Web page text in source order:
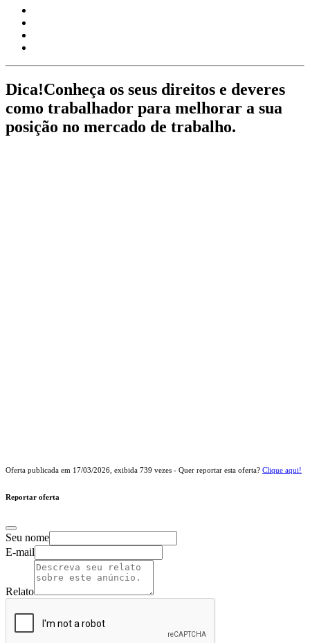
Dica!Conheça os seus direitos e deveres
como trabalhador para melhorar a sua
posição no mercado de trabalho.
Oferta publicada em 17/03/2026 , exibida 739 vezes - Quer reportar esta oferta? Clique aqui!
Reportar oferta
Seu nome
E-mail
Relato